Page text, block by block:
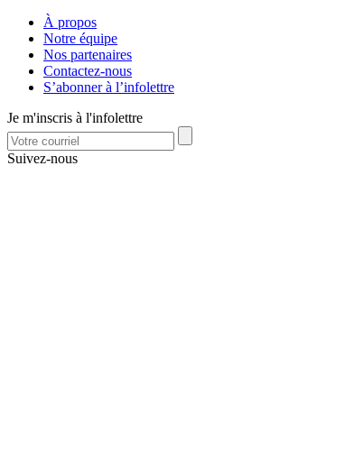
À propos
Notre équipe
Nos partenaires
Contactez-nous
S’abonner à l’infolettre
Je m'inscris à l'infolettre
Suivez-nous